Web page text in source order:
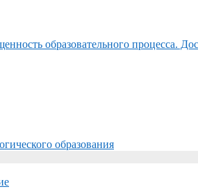
образовательного процесса.
образования